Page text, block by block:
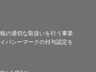
の適切な取扱いを行う事業
バシーマークの付与認定を